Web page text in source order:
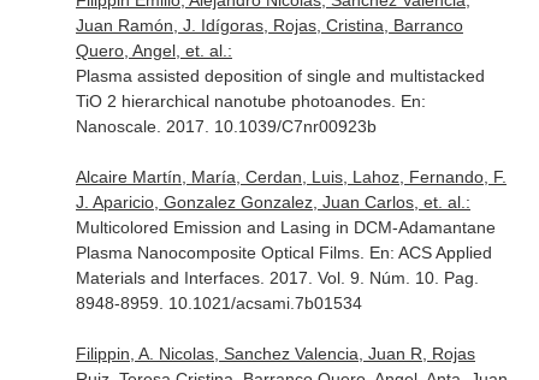
Juan Ramón, J. Idígoras, Rojas, Cristina, Barranco
Quero, Angel, et. al.:
Plasma assisted deposition of single and multistacked
TiO 2 hierarchical nanotube photoanodes. En:
Nanoscale. 2017. 10.1039/C7nr00923b
Alcaire Martín, María, Cerdan, Luis, Lahoz, Fernando, F.
J. Aparicio, Gonzalez Gonzalez, Juan Carlos, et. al.:
Multicolored Emission and Lasing in DCM-Adamantane
Plasma Nanocomposite Optical Films. En: ACS Applied
Materials and Interfaces. 2017. Vol. 9. Núm. 10. Pag.
8948-8959. 10.1021/acsami.7b01534
Filippin, A. Nicolas, Sanchez Valencia, Juan R, Rojas